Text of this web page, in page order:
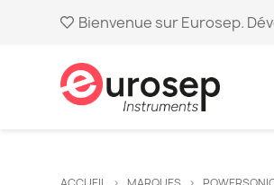
Bienvenue sur Eurosep.